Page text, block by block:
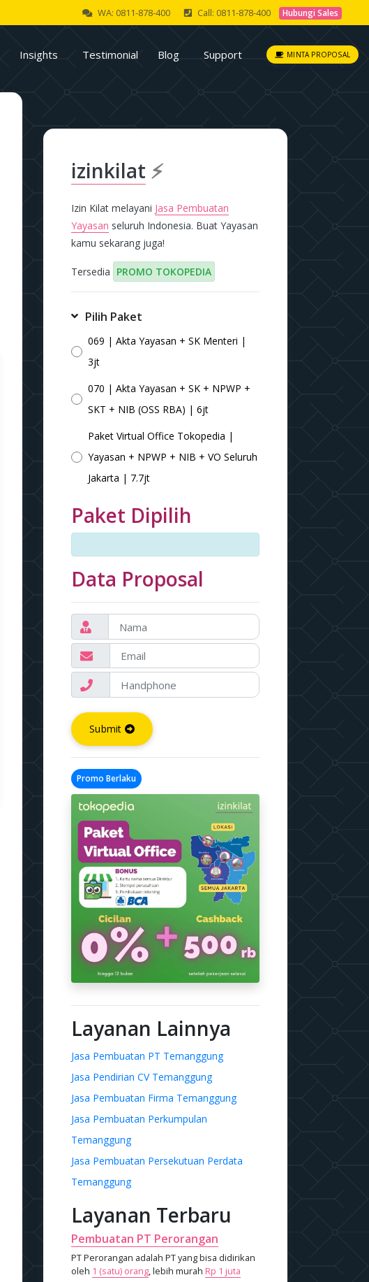
WA: 0811-878-400 Call: 0811-878-400 Hubungi Sales
Insights Testimonial Blog Support MINTA PROPOSAL
izinkilat ⚡
Izin Kilat melayani Jasa Pembuatan
Yayasan seluruh Indonesia. Buat Yayasan
kamu sekarang juga!
Tersedia PROMO TOKOPEDIA
Pilih Paket
069 | Akta Yayasan + SK Menteri |
3jt
070 | Akta Yayasan + SK + NPWP +
SKT + NIB (OSS RBA) | 6jt
Paket Virtual Office Tokopedia |
Yayasan + NPWP + NIB + VO Seluruh
Jakarta | 7.7jt
Paket Dipilih
Data Proposal
Submit
Promo Berlaku
Layanan Lainnya
Jasa Pembuatan PT Temanggung
Jasa Pendirian CV Temanggung
Jasa Pembuatan Firma Temanggung
Jasa Pembuatan Perkumpulan
Temanggung
Jasa Pembuatan Persekutuan Perdata
Temanggung
Layanan Terbaru
Pembuatan PT Perorangan
PT Perorangan adalah PT yang bisa didirikan
oleh 1 (satu) orang, lebih murah Rp 1 juta